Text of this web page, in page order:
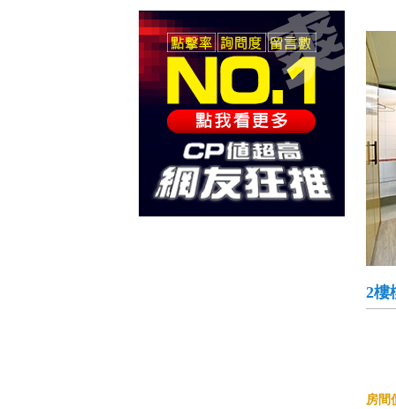
2樓
房間